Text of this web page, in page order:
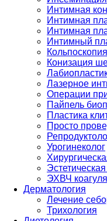
Интимная
Интимная
Интимная
Интимный
Кольпоскопия
Конизация
Лазерное
Операции
Пайпель
Пластика
Просто
Урогинеколог
ЭХВЧ
Дерматология
Лечение
Трихология